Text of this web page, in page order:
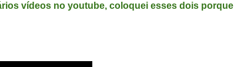
vídeos no youtube, coloquei esses dois porque